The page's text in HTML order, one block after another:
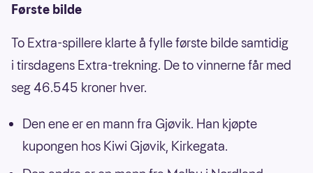
Første bilde
To Extra-spillere klarte å fylle første bilde samtidig
i tirsdagens Extra-trekning. De to vinnerne får med
seg 46.545 kroner hver.
Den ene er en mann fra Gjøvik. Han kjøpte
kupongen hos Kiwi Gjøvik, Kirkegata.